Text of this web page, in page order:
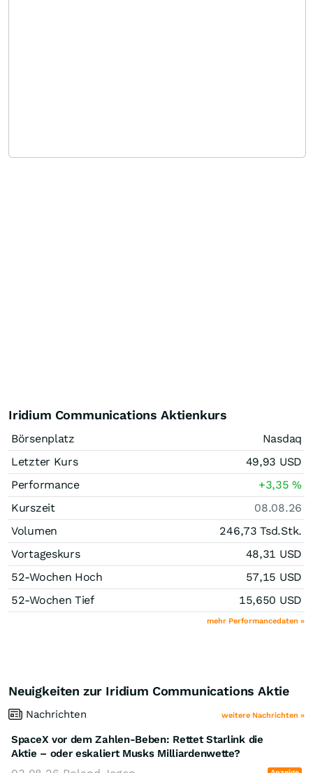
Iridium Communications Aktienkurs
Börsenplatz
Nasdaq
Letzter Kurs
49,93 USD
Performance
+3,35%
Kurszeit
08.08.26
Volumen
246,73 Tsd.Stk.
Vortageskurs
48,31 USD
52-Wochen Hoch
57,15 USD
52-Wochen Tief
15,650 USD
mehr Performancedaten »
Neuigkeiten zur Iridium Communications Aktie
Nachrichten weitere Nachrichten »
SpaceX vor dem Zahlen-Beben: Rettet Starlink die
Aktie – oder eskaliert Musks Milliardenwette?